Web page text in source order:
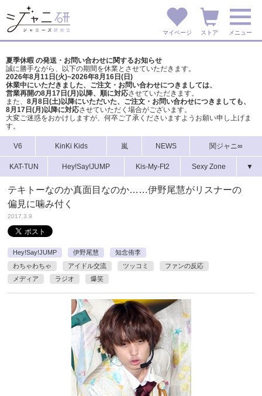
マイページ ストア メニュー
夏季休暇 の発送・お問い合わせに関するお知らせ
誠に勝手ながら、以下の期間を休業とさせていただきます。
2026年8月11日(火)~2026年8月16日(日)
休業中にいただきました、ご注文・お問い合わせにつきましては、
営業再開の8月17日(月)以降、順に対応させていただきます。
また、 8月8日(土)以降にいただいた、ご注文・ お問い合わせにつきましても、
8月17日(月)以降に対応させていただく場合がございます。
大変ご迷惑をおかけしますが、 何卒ご了承くださいますようお願い申し上げま
す。
V6 KinKi Kids 嵐 NEWS 関ジャニ∞
KAT-TUN Hey!Say!JUMP Kis-My-Ft2 Sexy Zone ▼
テキトーなのか真面目なのか……伊野尾慧がリスナーの
偏見に噛み付く
2017.3.9
Hey!Say!JUMP 伊野尾慧
知念侑李
わちゃわちゃ
アイドル交流 ツッコミ
ファンの反応
メディア
ラジオ 爆笑